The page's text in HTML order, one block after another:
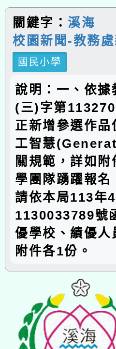
關鍵字： 溪海
校園新聞-教務處
國民小學
說明：一、依
(三)字第
正新增參選作
工智慧
關規範，詳如
學團隊踴躍報
請依本局113年
1130033789號
優學校、績優
附件各1份。